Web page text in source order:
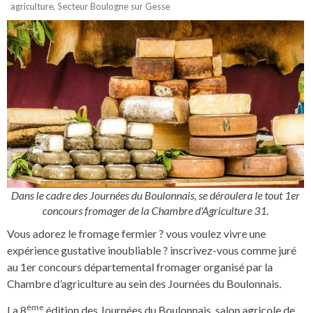
agriculture, Secteur Boulogne sur Gesse
Dans le cadre des Journées du Boulonnais, se déroulera le tout 1er
concours fromager de la Chambre d'Agriculture 31.
Vous adorez le fromage fermier ? vous voulez vivre une
expérience gustative inoubliable ? inscrivez-vous comme juré
au 1er concours départemental fromager organisé par la
Chambre d’agriculture au sein des Journées du Boulonnais.
La 8ème édition des Journées du Boulonnais, salon agricole de